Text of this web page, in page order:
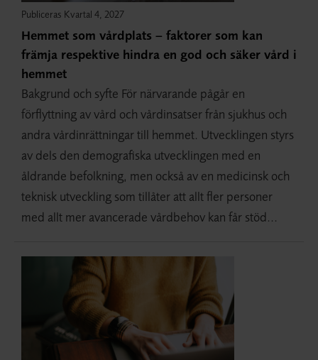
Publiceras Kvartal 4, 2027
Hemmet som vårdplats – faktorer som kan
främja respektive hindra en god och säker vård i
hemmet
Bakgrund och syfte För närvarande pågår en
förflyttning av vård och vårdinsatser från sjukhus och
andra vårdinrättningar till hemmet. Utvecklingen styrs
av dels den demografiska utvecklingen med en
åldrande befolkning, men också av en medicinsk och
teknisk utveckling som tillåter att allt fler personer
med allt mer avancerade vårdbehov kan får stöd...